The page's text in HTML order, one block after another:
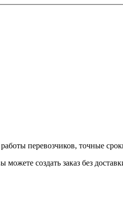
работы перевозчиков, точные
можете создать заказ без